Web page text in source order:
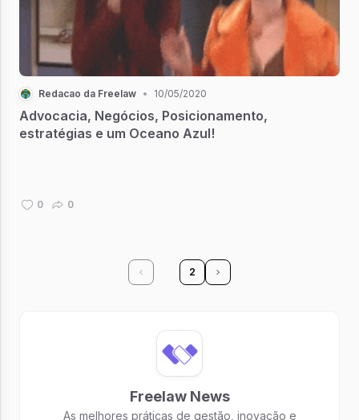
Redacao da Freelaw • 10/05/2020
Advocacia, Negócios, Posicionamento,
estratégias e um Oceano Azul!
0 0
2
Freelaw News
As melhores práticas de gestão, inovação e